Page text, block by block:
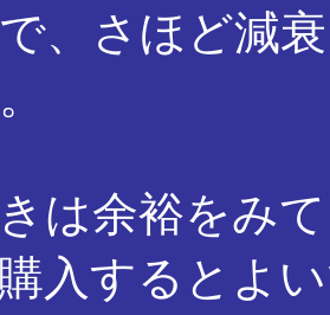
、さほど減
は余裕をみ
入するとよ